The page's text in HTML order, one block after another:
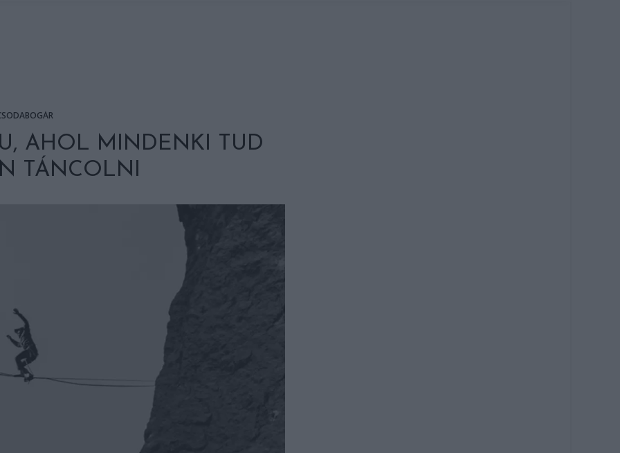
AHOL MINDENKI TUD
TÁNCOLNI